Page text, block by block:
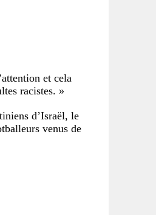
et cela
racistes. »
d’Israël, le
venus de